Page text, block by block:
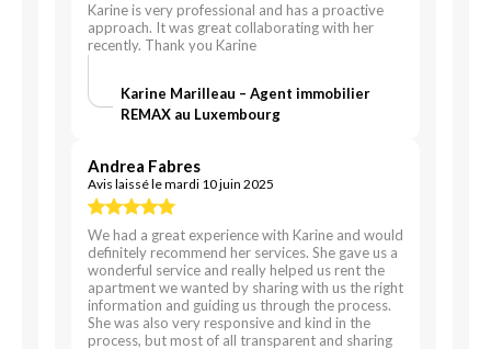
Karine is very professional and has a proactive
approach. It was great collaborating with her
recently. Thank you Karine
Karine Marilleau – Agent immobilier
REMAX au Luxembourg
Andrea Fabres
Avis laissé le mardi 10 juin 2025
We had a great experience with Karine and would
definitely recommend her services. She gave us a
wonderful service and really helped us rent the
apartment we wanted by sharing with us the right
information and guiding us through the process.
She was also very responsive and kind in the
process, but most of all transparent and sharing